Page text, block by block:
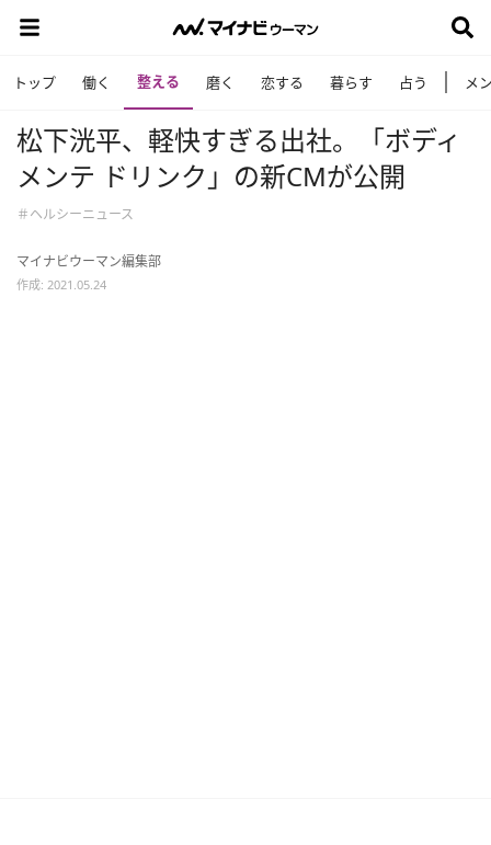
トップ 働く 整える 磨く 恋する 暮らす 占う メ
松下洸平、軽快すぎる出社。「ボディ
メンテ ドリンク」の新CMが公開
＃ヘルシーニュース
マイナビウーマン編集部
作成: 2021.05.24